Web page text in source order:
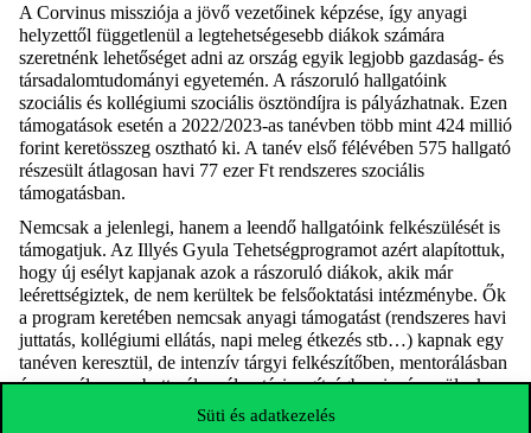
Süti és adatkezelés
A Corvinus missziója a jövő vezetőinek képzése, így anyagi
helyzettől függetlenül a legtehetségesebb diákok számára
szeretnénk lehetőséget adni az ország egyik legjobb gazdaság- és
társadalomtudományi egyetemén. A rászoruló hallgatóink
szociális és kollégiumi szociális ösztöndíjra is pályázhatnak. Ezen
támogatások esetén a 2022/2023-as tanévben több mint 424 millió
forint keretösszeg osztható ki. A tanév első félévében 575 hallgató
részesült átlagosan havi 77 ezer Ft rendszeres szociális
támogatásban.
Nemcsak a jelenlegi, hanem a leendő hallgatóink felkészülését is
támogatjuk. Az Illyés Gyula Tehetségprogramot azért alapítottuk,
hogy új esélyt kapjanak azok a rászoruló diákok, akik már
leérettségiztek, de nem kerültek be felsőoktatási intézménybe. Ők
a program keretében nemcsak anyagi támogatást (rendszeres havi
juttatás, kollégiumi ellátás, napi meleg étkezés stb…) kapnak egy
tanéven keresztül, de intenzív tárgyi felkészítőben, mentorálásban
és személyre szabott pályaválasztási segítségben is részesülnek.
Közvetett formában pedig az érettségire készülők tanulását is